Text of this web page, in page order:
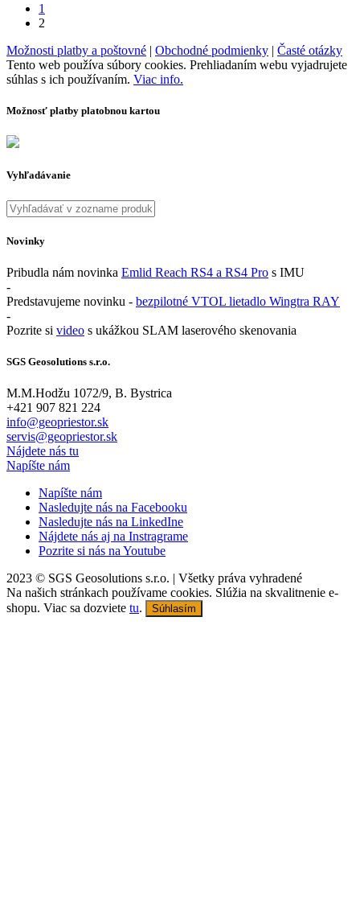
1
2
Možnosti platby a poštovné | Obchodné podmienky | Časté otázky
Tento web používa súbory cookies. Prehliadaním webu vyjadrujete
súhlas s ich používaním. Viac info.
Možnosť platby platobnou kartou
Vyhľadávanie
Novinky
Pribudla nám novinka Emlid Reach RS4 a RS4 Pro s IMU
-
Predstavujeme novinku - bezpilotné VTOL lietadlo Wingtra RAY
-
Pozrite si video s ukážkou SLAM laserového skenovania
SGS Geosolutions s.r.o.
M.M.Hodžu 1072/9, B. Bystrica
+421 907 821 224
info@geopriestor.sk
servis@geopriestor.sk
Nájdete nás tu
Napíšte nám
Napíšte nám
Nasledujte nás na Facebooku
Nasledujte nás na LinkedIne
Nájdete nás aj na Instragrame
Pozrite si nás na Youtube
2023 © SGS Geosolutions s.r.o. | Všetky práva vyhradené
Na našich stránkach používame cookies. Slúžia na skvalitnenie e-
shopu. Viac sa dozviete tu. Súhlasím